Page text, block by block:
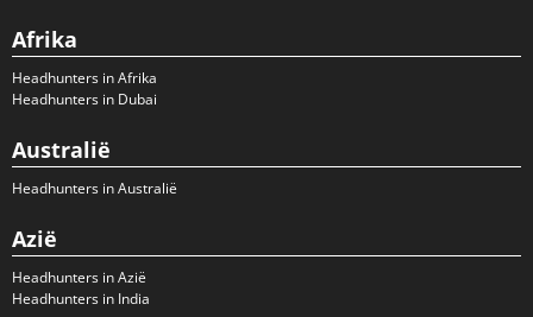
Afrika
Headhunters in Afrika
Headhunters in Dubai
Australië
Headhunters in Australië
Azië
Headhunters in Azië
Headhunters in India